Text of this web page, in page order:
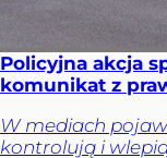
Policyjna akcja
komunikat z
W mediach
kontrolują i